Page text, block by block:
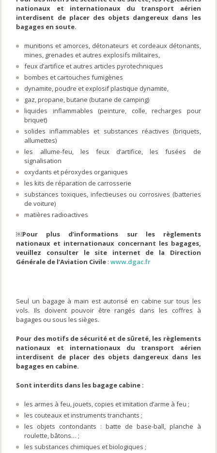
nationaux et internationaux du transport aérien
interdisent de placer des objets dangereux dans les
bagages en soute.
munitions et amorces, détonateurs et cordeaux détonants,
mines, grenades et autres explosifs militaires,
feux d’artifice et autres articles pyrotechniques
bombes et cartouches fumigènes
dynamite, poudre et explosif plastique dynamite,
gaz, propane, butane (butane de camping)
liquides inflammables (peinture, colle, recharges pour
briquet)
solides inflammables et substances réactives (briquets,
allumettes)
les allume-feu, les feux d’artifice, les fusées de
signalisation
oxydants et péroxydes organiques
les kits de réparation de carrosserie
substances toxiques, infectieuses ou corrosives (batteries
de voiture)
matières radioactives
￼Pour plus d’informations sur les règlements
nationaux et internationaux concernant les bagages,
veuillez consulter le site internet de la Direction
Générale de l’Aviation Civile :www.dgac.fr
Seul un bagage à main est autorisé en cabine sur tous les
vols. Ils doivent pouvoir être rangés dans les coffres à
bagages ou sous les sièges.
Pour des motifs de sécurité et de sûreté, les règlements
nationaux et internationaux du transport aérien
interdisent de placer des objets dangereux dans les
bagages en cabine.
Sont interdits dans les bagage cabine :
les armes à feu, jouets, copies et imitation d’arme à feu ;
les couteaux et instruments tranchants ;
les objets contondants : batte de base-ball, planche à
roulette, bâtons… ;
les substances chimiques et biologiques ;